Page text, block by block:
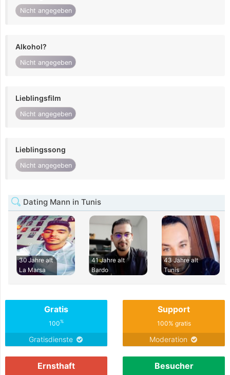
Nicht angegeben
Alkohol?
Nicht angegeben
Lieblingsfilm
Nicht angegeben
Lieblingssong
Nicht angegeben
Dating Mann in Tunis
30 Jahre alt
La Marsa
41 Jahre alt
Bardo
43 Jahre alt
Tunis
Gratis
100%
Gratisdienste
Support
100% gratis
Moderation
Ernsthaft Besucher